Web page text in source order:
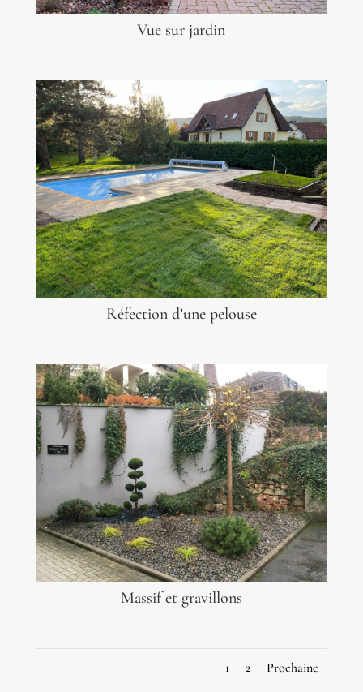
Vue sur jardin
Réfection d’une pelouse
Massif et gravillons
1 2 Prochaine